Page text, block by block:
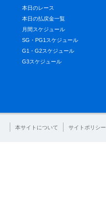
本日のレース
本日の払戻金一覧
月間スケジュール
SG・PG1スケジュール
G1・G2スケジュール
G3スケジュール
本サイトについて サイトポリシー